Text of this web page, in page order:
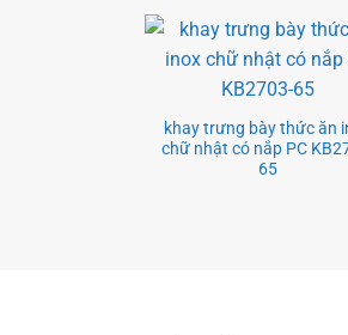
khay trưng bày thức ăn
chữ nhật có nắp PC
65